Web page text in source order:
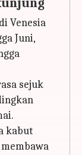
Venesia
Juni,
sejuk
kabut